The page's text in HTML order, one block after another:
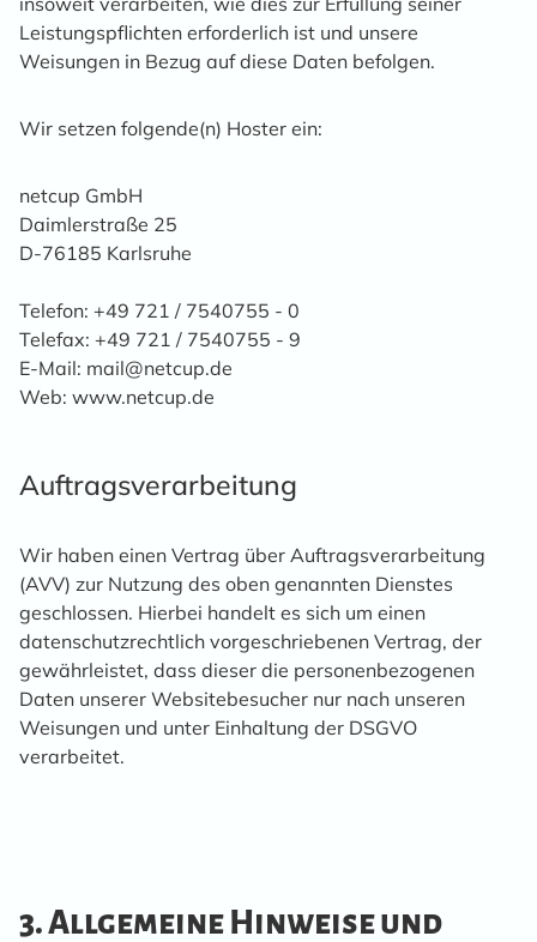
Leistungspflichten erforderlich ist und unsere
Weisungen in Bezug auf diese Daten befolgen.
Wir setzen folgende(n) Hoster ein:
netcup GmbH
Daimlerstraße 25
D-76185 Karlsruhe
Telefon: +49 721 / 7540755 - 0
Telefax: +49 721 / 7540755 - 9
E-Mail: mail@netcup.de
Web: www.netcup.de
Auftragsverarbeitung
Wir haben einen Vertrag über Auftragsverarbeitung
(AVV) zur Nutzung des oben genannten Dienstes
geschlossen. Hierbei handelt es sich um einen
datenschutzrechtlich vorgeschriebenen Vertrag, der
gewährleistet, dass dieser die personenbezogenen
Daten unserer Websitebesucher nur nach unseren
Weisungen und unter Einhaltung der DSGVO
verarbeitet.
3. Allgemeine Hinweise und